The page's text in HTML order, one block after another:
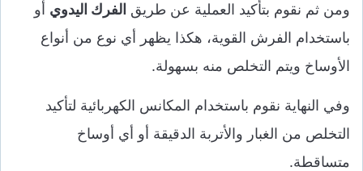
ومن ثم نقوم بتأكيد العملية عن طريق الفرك اليدوي أو
باستخدام الفرش القوية، هكذا يظهر أي نوع من أنواع
الأوساخ ويتم التخلص منه بسهولة.
وفي النهاية نقوم باستخدام المكانس الكهربائية لتأكيد
التخلص من الغبار والأتربة الدقيقة أو أي أوساخ
متساقطة.